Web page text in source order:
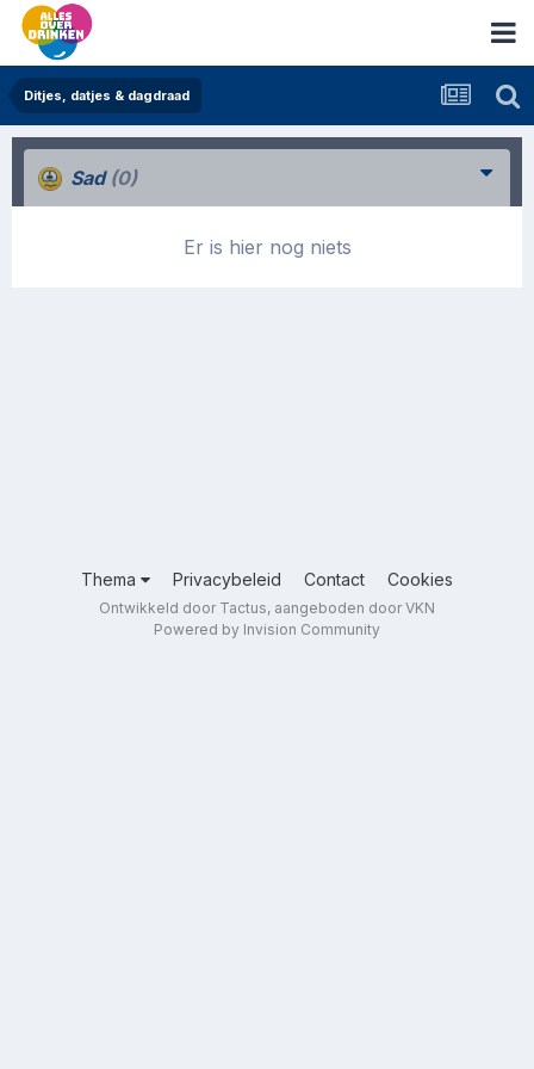
Ditjes, datjes & dagdraad
Sad (0)
Er is hier nog niets
Thema Privacybeleid Contact Cookies
Ontwikkeld door Tactus, aangeboden door VKN
Powered by Invision Community